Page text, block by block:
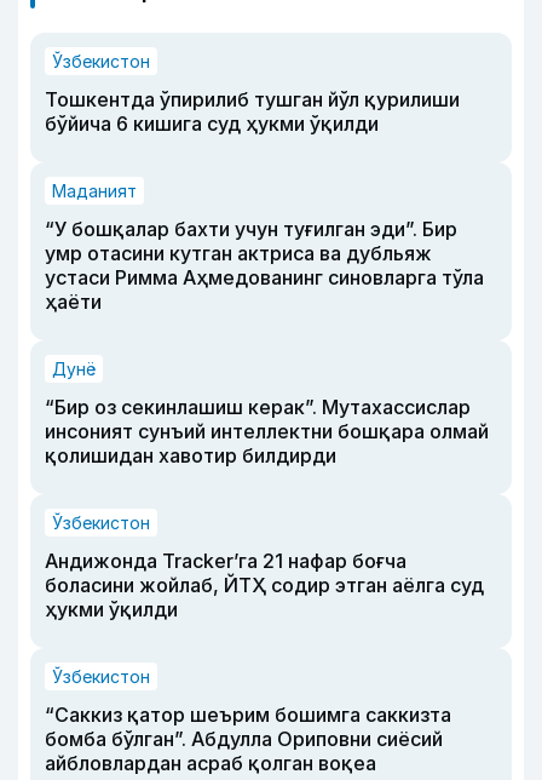
Ўзбекистон
Тошкентда ўпирилиб тушган йўл қурилиши
бўйича 6 кишига суд ҳукми ўқилди
Маданият
“У бошқалар бахти учун туғилган эди”. Бир
умр отасини кутган актриса ва дубльяж
устаси Римма Аҳмедованинг синовларга тўла
ҳаёти
Дунё
“Бир оз секинлашиш керак”. Мутахассислар
инсоният сунъий интеллектни бошқара олмай
қолишидан хавотир билдирди
Ўзбекистон
Андижонда Tracker’га 21 нафар боғча
боласини жойлаб, ЙТҲ содир этган аёлга суд
ҳукми ўқилди
Ўзбекистон
“Саккиз қатор шеърим бошимга саккизта
бомба бўлган”. Абдулла Ориповни сиёсий
айбловлардан асраб қолган воқеа